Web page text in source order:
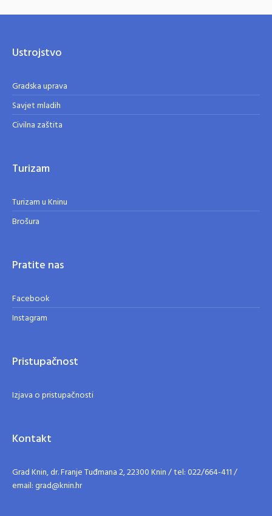
Ustrojstvo
Gradska uprava
Savjet mladih
Civilna zaštita
Turizam
Turizam u Kninu
Brošura
Pratite nas
Facebook
Instagram
Pristupačnost
Izjava o pristupačnosti
Kontakt
Grad Knin, dr. Franje Tuđmana 2, 22300 Knin / tel: 022/664-411 /
email: grad@knin.hr